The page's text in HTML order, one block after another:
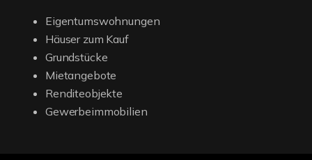
Eigentumswohnungen
Häuser zum Kauf
Grundstücke
Mietangebote
Renditeobjekte
Gewerbeimmobilien